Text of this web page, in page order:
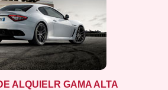
ALQUIELR GAMA ALTA